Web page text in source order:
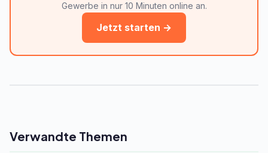
Gewerbe in nur 10 Minuten online an.
Jetzt starten →
Verwandte Themen